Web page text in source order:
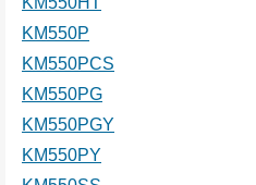
KM550P
KM550PCS
KM550PG
KM550PGY
KM550PY